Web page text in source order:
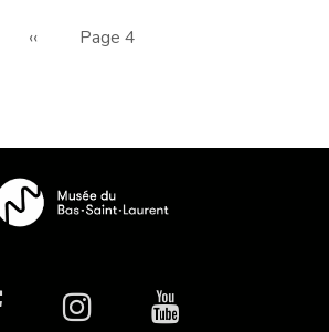
Page
‹‹ Page 4
facebookInstagramYoutube